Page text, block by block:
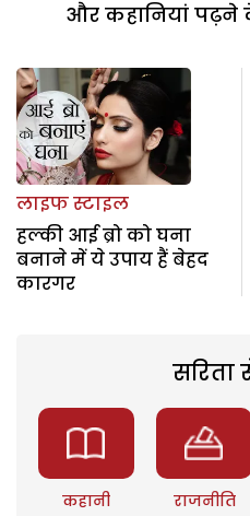
और कहानियां
लाइफ स्टाइल
हल्की आई ब्रो को घना
बनाने में ये उपाय हैं बेहद
कारगर
कहानी राजनीति